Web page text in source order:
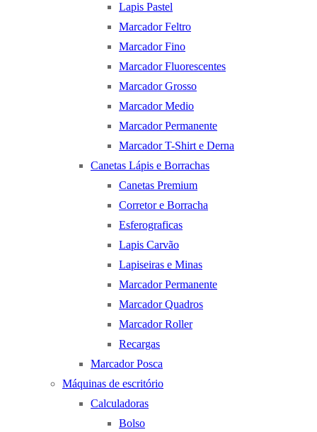
Lapis Pastel
Marcador Feltro
Marcador Fino
Marcador Fluorescentes
Marcador Grosso
Marcador Medio
Marcador Permanente
Marcador T-Shirt e Derna
Canetas Lápis e Borrachas
Canetas Premium
Corretor e Borracha
Esferograficas
Lapis Carvão
Lapiseiras e Minas
Marcador Permanente
Marcador Quadros
Marcador Roller
Recargas
Marcador Posca
Máquinas de escritório
Calculadoras
Bolso